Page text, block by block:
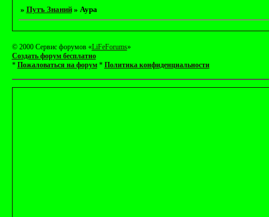
» Путъ Знаний » Аура
© 2000 Сервис форумов «LiFeForums»
Создать форум бесплатно
* Пожаловаться на форум* Политика конфиденциальности